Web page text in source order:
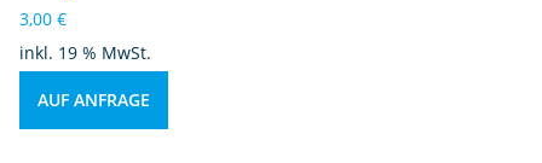
3,00 €
inkl. 19 % MwSt.
AUF ANFRAGE